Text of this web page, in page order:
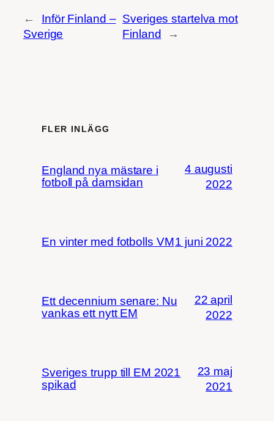
←
Inför Finland –
Sverige
Sveriges startelva mot
Finland
→
FLER INLÄGG
England nya mästare i
fotboll på damsidan
4 augusti
2022
En vinter med fotbolls VM1 juni 2022
Ett decennium senare: Nu
vankas ett nytt EM
22 april
2022
Sveriges trupp till EM 2021
spikad
23 maj
2021